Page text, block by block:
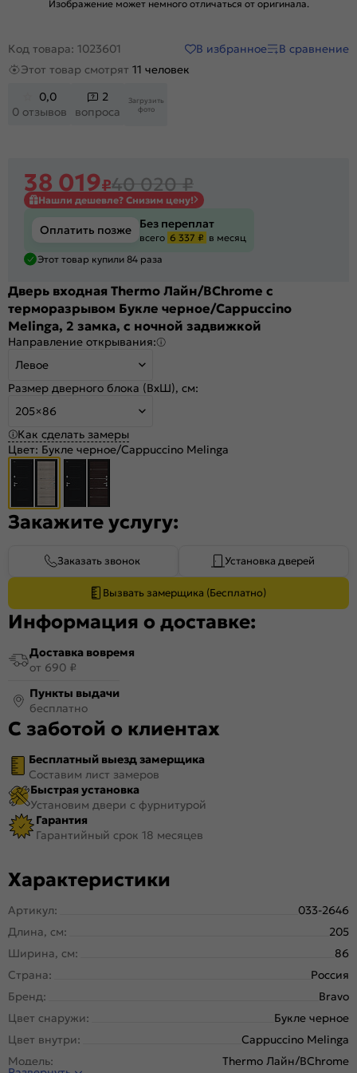
Изображение может немного отличаться от оригинала.
Код товара: 1023601 В избранное
В сравнение
Этот товар смотрят 11 человек
0,0
0 отзывов
2
вопроса
Загрузить
фото
38 019₽40 020₽
Нашли дешевле? Снизим цену!
Оплатить позже Без переплат
всего 6 337 ₽ в месяц
Этот товар купили 84 раза
Дверь входная Thermo Лайн/BChrome с
терморазрывом Букле черное/Cappuccino
Melinga, 2 замка, с ночной задвижкой
Направление открывания:
Левое
Размер дверного блока (ВхШ), см:
205×86
Как сделать замеры
Цвет: Букле черное/Cappuccino Melinga
Закажите услугу:
Заказать звонок Установка дверей
Вызвать замерщика (Бесплатно)
Информация о доставке:
Доставка вовремя
от 690 ₽
Пункты выдачи
бесплатно
С заботой о клиентах
Бесплатный выезд замерщика
Составим лист замеров
Быстрая установка
Установим двери с фурнитурой
Гарантия
Гарантийный срок 18 месяцев
Характеристики
Артикул:
033-2646
Длина, см:
205
Ширина, см:
86
Страна:
Россия
Бренд:
Bravo
Цвет снаружи:
Букле черное
Цвет внутри:
Cappuccino Melinga
Модель:
Thermo Лайн/BChrome